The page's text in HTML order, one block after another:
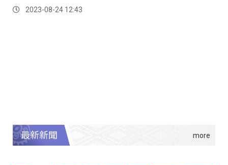
2023-08-24 12:43
最新新聞